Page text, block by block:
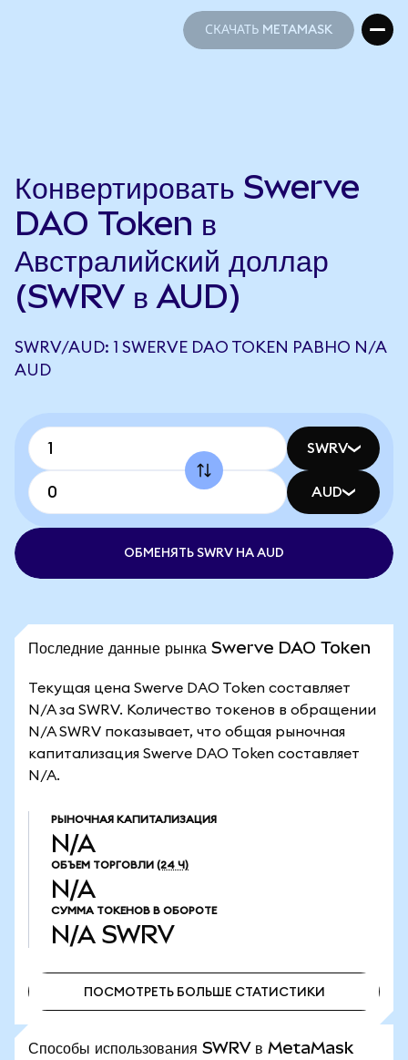
СКАЧАТЬ METAMASK
Конвертировать Swerve
DAO Token в
Австралийский доллар
(SWRV в AUD)
SWRV/AUD: 1 SWERVE DAO TOKEN РАВНО N/A
AUD
SWRV
AUD
ОБМЕНЯТЬ SWRV НА AUD
Последние данные рынка Swerve DAO Token
Текущая цена Swerve DAO Token составляет
N/A за SWRV. Количество токенов в обращении
N/A SWRV показывает, что общая рыночная
капитализация Swerve DAO Token составляет
N/A.
РЫНОЧНАЯ КАПИТАЛИЗАЦИЯ
N/A
ОБЪЕМ ТОРГОВЛИ (24 Ч)
N/A
СУММА ТОКЕНОВ В ОБОРОТЕ
N/A SWRV
ПОСМОТРЕТЬ БОЛЬШЕ СТАТИСТИКИ
Способы использования SWRV в MetaMask